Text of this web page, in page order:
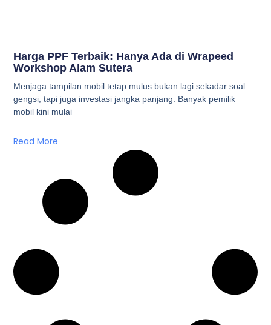
Harga PPF Terbaik: Hanya Ada di Wrapeed
Workshop Alam Sutera
Menjaga tampilan mobil tetap mulus bukan lagi sekadar soal
gengsi, tapi juga investasi jangka panjang. Banyak pemilik
mobil kini mulai
Read More